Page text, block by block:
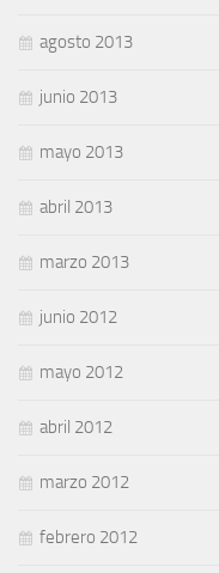
agosto 2013
junio 2013
mayo 2013
abril 2013
marzo 2013
junio 2012
mayo 2012
abril 2012
marzo 2012
febrero 2012